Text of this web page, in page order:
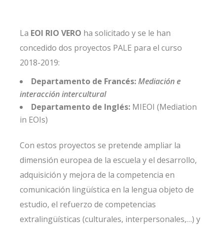
La EOI RIO VERO ha solicitado y se le han
concedido dos proyectos PALE para el curso
2018-2019:
Departamento de Francés:Mediación e
interacción intercultural
Departamento de Inglés: MIEOI (Mediation
in EOIs)
Con estos proyectos se pretende ampliar la
dimensión europea de la escuela y el desarrollo,
adquisición y mejora de la competencia en
comunicación lingüística en la lengua objeto de
estudio, el refuerzo de competencias
extralingüísticas (culturales, interpersonales,…) y